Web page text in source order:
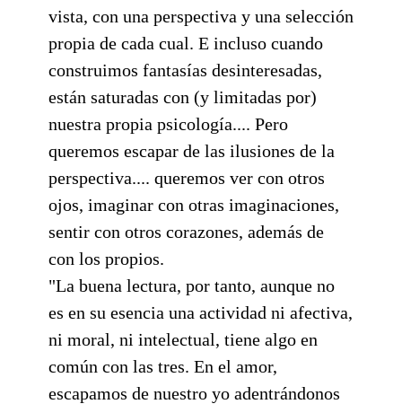
vista, con una perspectiva y una selección
propia de cada cual. E incluso cuando
construimos fantasías desinteresadas,
están saturadas con (y limitadas por)
nuestra propia psicología.... Pero
queremos escapar de las ilusiones de la
perspectiva.... queremos ver con otros
ojos, imaginar con otras imaginaciones,
sentir con otros corazones, además de
con los propios.
"La buena lectura, por tanto, aunque no
es en su esencia una actividad ni afectiva,
ni moral, ni intelectual, tiene algo en
común con las tres. En el amor,
escapamos de nuestro yo adentrándonos